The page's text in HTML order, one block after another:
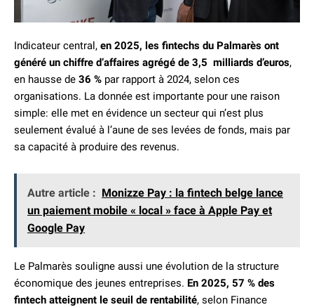
Indicateur central, en 2025, les fintechs du Palmarès ont
généré un chiffre d’affaires agrégé de 3,5 milliards d’euros,
en hausse de 36 % par rapport à 2024, selon ces
organisations. La donnée est importante pour une raison
simple: elle met en évidence un secteur qui n’est plus
seulement évalué à l’aune de ses levées de fonds, mais par
sa capacité à produire des revenus.
Autre article : Monizze Pay : la fintech belge lance
un paiement mobile « local » face à Apple Pay et
Google Pay
Le Palmarès souligne aussi une évolution de la structure
économique des jeunes entreprises. En 2025, 57 % des
fintech atteignent le seuil de rentabilité, selon Finance